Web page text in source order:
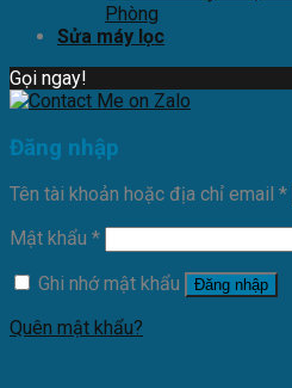
Phòng
Sửa máy lọc
Gọi ngay!
Đăng nhập
Tên tài khoản hoặc địa chỉ email *
Mật khẩu *
Ghi nhớ mật khẩu
Đăng nhập
Quên mật khẩu?